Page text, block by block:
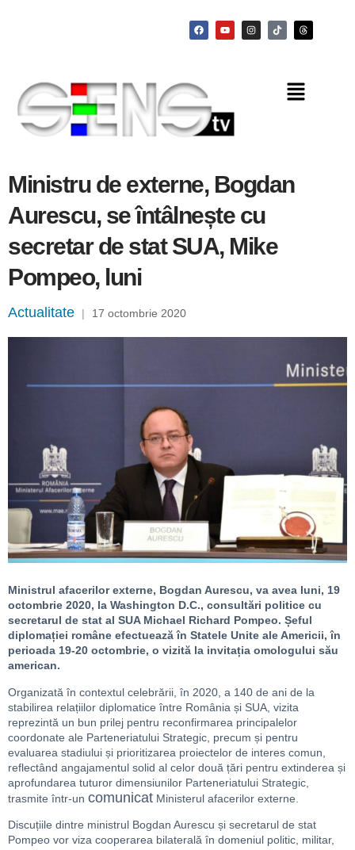
Ministru de externe, Bogdan
Aurescu, se întâlnește cu
secretar de stat SUA, Mike
Pompeo, luni
Actualitate | 17 octombrie 2020
Ministrul afacerilor externe, Bogdan Aurescu, va avea luni, 19
octombrie 2020, la Washington D.C., consultări politice cu
secretarul de stat al SUA Michael Richard Pompeo. Șeful
diplomației române efectuează în Statele Unite ale Americii, în
perioada 19-20 octombrie, o vizită la invitația omologului său
american.
Organizată în contextul celebrării, în 2020, a 140 de ani de la
stabilirea relațiilor diplomatice între România și SUA, vizita
reprezintă un bun prilej pentru reconfirmarea principalelor
coordonate ale Parteneriatului Strategic, precum și pentru
evaluarea stadiului și prioritizarea proiectelor de interes comun,
reflectând angajamentul solid al celor două țări pentru extinderea și
aprofundarea tuturor dimensiunilor Parteneriatului Strategic,
trasmite într-un comunicat Ministerul afacerilor externe.
Discuțiile dintre ministrul Bogdan Aurescu și secretarul de stat
Pompeo vor viza cooperarea bilaterală în domeniul politic, militar,